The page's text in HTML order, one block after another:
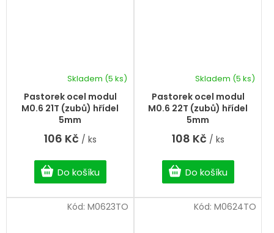
Pastorek ocel modul
M0.6 21T (zubů) hřídel
5mm
Skladem (5 ks)
106 Kč / ks
Do košíku
Pastorek ocel modul
M0.6 22T (zubů) hřídel
5mm
Skladem (5 ks)
108 Kč / ks
Do košíku
Kód: M0623TO Kód: M0624TO